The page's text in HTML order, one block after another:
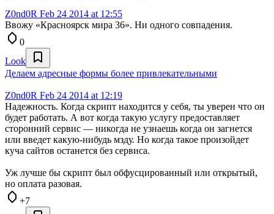
Z0nd0R Feb 24 2014 at 12:55
Ввожу «Красноярск мира 36». Ни одного совпадения.
0
Look
Делаем адресные формы более привлекательными
Z0nd0R Feb 24 2014 at 12:19
Надежность. Когда скрипт находится у себя, ты уверен что он
будет работать. А вот когда такую услугу предоставляет
сторонний сервис — никогда не узнаешь когда он загнется
или введет какую-нибудь мзду. Но когда такое произойдет
куча сайтов останется без сервиса.
Уж лучше бы скрипт был обфусцированный или открытый,
но оплата разовая.
+7